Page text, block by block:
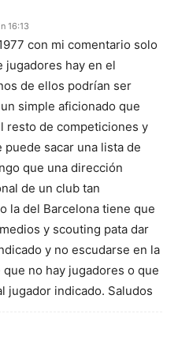
16:13
con mi comentario solo
jugadores hay en el
de ellos podrían ser
simple aficionado que
resto de competiciones y
puede sacar una lista de
que una dirección
de un club tan
la del Barcelona tiene que
y scouting pata dar
y no escudarse en la
no hay jugadores o que
jugador indicado. Saludos